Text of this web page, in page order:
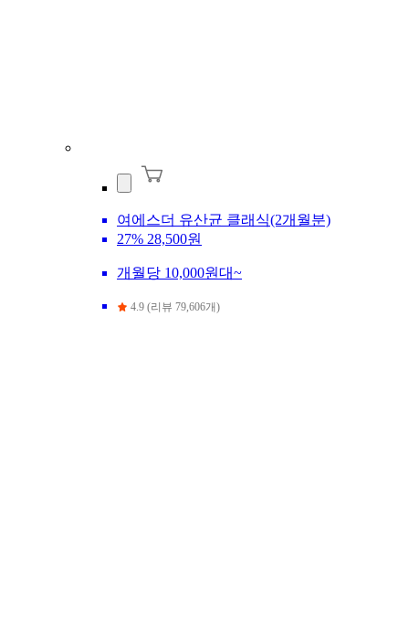
여에스더 유산균 클래식(2개월분)
27% 28,500원
개월당 10,000원대~
4.9 (리뷰 79,606개)